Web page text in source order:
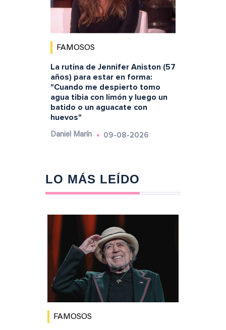
FAMOSOS
La rutina de Jennifer Aniston (57
años) para estar en forma:
"Cuando me despierto tomo
agua tibia con limón y luego un
batido o un aguacate con
huevos"
Daniel Marín 09-08-2026
LO MÁS LEÍDO
FAMOSOS